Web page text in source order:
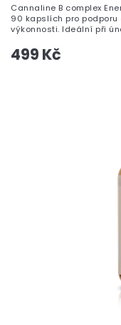
499 Kč
Cannaline B complex
90 kapslích pro podporu
výkonnosti. Ideální při